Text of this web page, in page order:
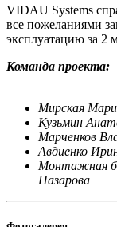
VIDAU Systems
все пожеланиями
эксплуатацию за 2
Команда проекта:
Мирская
Кузьмин
Марченков
Авдиенко
Монтажная
Назарова